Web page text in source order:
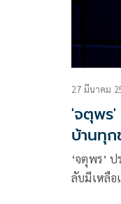
27 มีนาคม
'จตุพร'
บ้านทุ
'อนุทิน'
‘จตุพร’
ลับมีเหลือ